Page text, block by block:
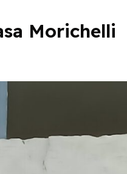
Morichelli